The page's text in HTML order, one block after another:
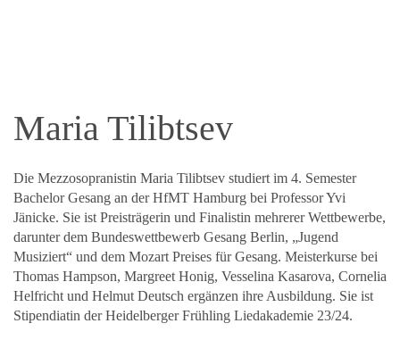
Maria Tilibtsev
Die Mezzosopranistin Maria Tilibtsev studiert im 4. Semester
Bachelor Gesang an der HfMT Hamburg bei Professor Yvi
Jänicke. Sie ist Preisträgerin und Finalistin mehrerer Wettbewerbe,
darunter dem Bundeswettbewerb Gesang Berlin, „Jugend
Musiziert“ und dem Mozart Preises für Gesang. Meisterkurse bei
Thomas Hampson, Margreet Honig, Vesselina Kasarova, Cornelia
Helfricht und Helmut Deutsch ergänzen ihre Ausbildung. Sie ist
Stipendiatin der Heidelberger Frühling Liedakademie 23/24.